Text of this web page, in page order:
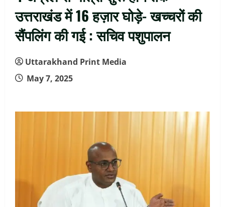
उत्तराखंड में 16 हज़ार घोड़े- खच्चरों की
सैंपलिंग की गई : सचिव पशुपालन
Uttarakhand Print Media
May 7, 2025